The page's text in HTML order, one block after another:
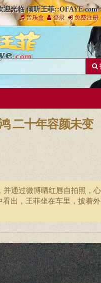
迎光临 倾听王菲::OFAYE.com
音乐盒 登录 免费注册
二十年容颜未变
并通过微博晒红唇自拍照，
看出，王菲坐在车里，披着外